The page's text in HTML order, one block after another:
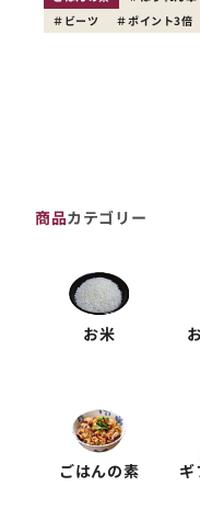
数
の
格
ビーツ
ポイント3倍
商品カテゴリー
お米
ごはんの素 ギ